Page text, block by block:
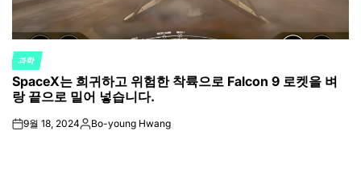
POSTED
IN
과학
SpaceX는 희귀하고 위험한 착륙으로 Falcon 9 로켓을 벼
랑 끝으로 밀어 넣습니다.
on9월 18, 2024Posted
Bo-young Hwang